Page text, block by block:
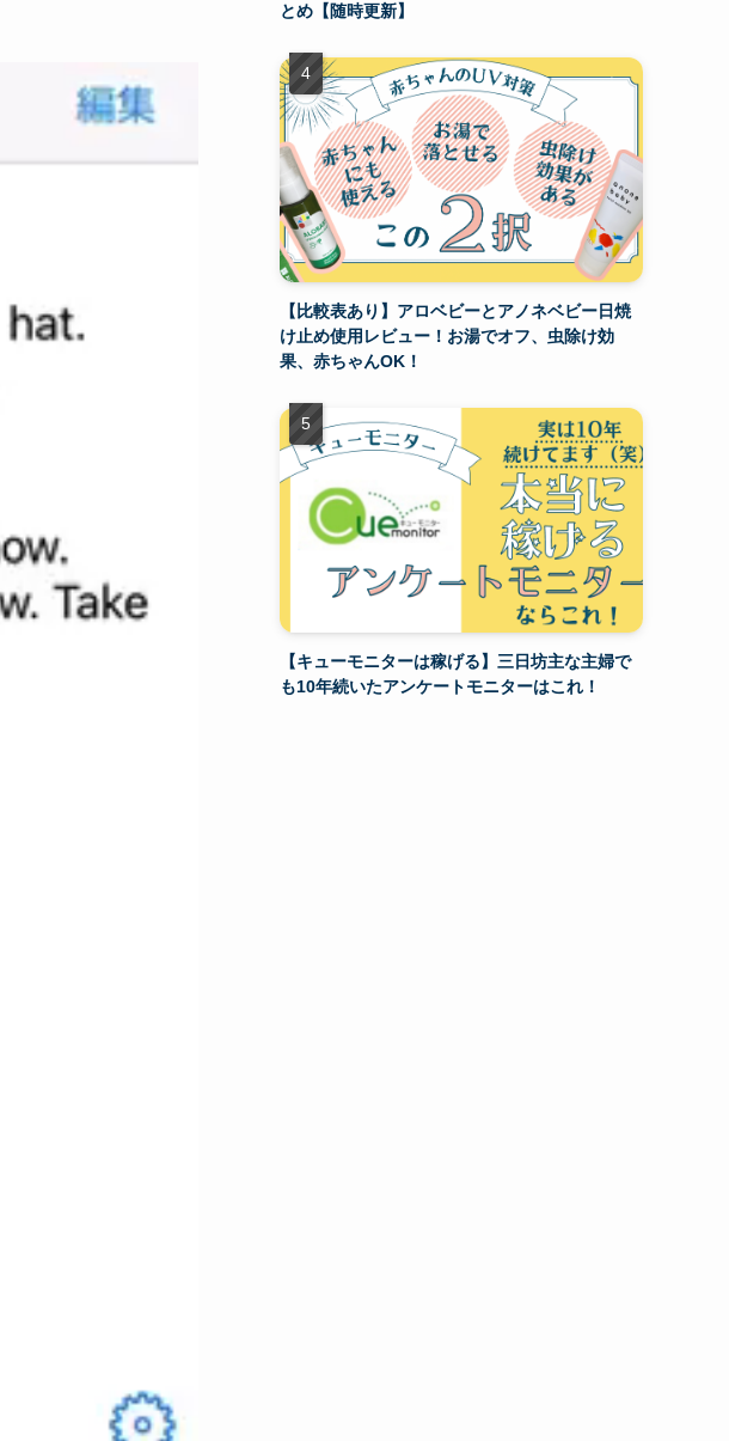
とめ【随時更新】
【比較表あり】アロベビーとアノネベビー日焼
け止め使用レビュー！お湯でオフ、虫除け効
果、赤ちゃんOK！
【キューモニターは稼げる】三日坊主な主婦で
も10年続いたアンケートモニターはこれ！